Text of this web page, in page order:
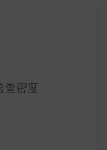
查密度